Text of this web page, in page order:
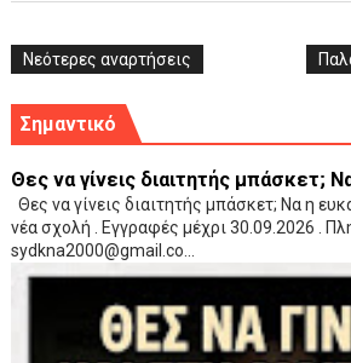
Νεότερες αναρτήσεις
Σημαντικό
Θες να γίνεις διαιτητής μπάσκετ;
Θες να γίνεις διαιτητής μπάσκετ; Να η
νέα σχολή . Εγγραφές μέχρι 30.09.2026 .
sydkna2000@gmail.co...